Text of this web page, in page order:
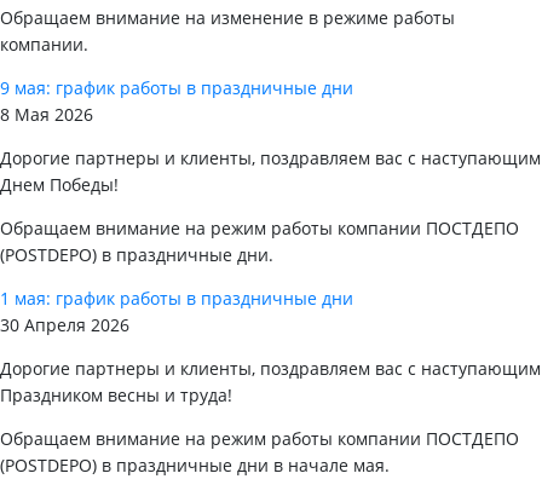
Обращаем внимание на изменение в режиме работы
компании.
9 мая: график работы в праздничные дни
8 Мая 2026
Дорогие партнеры и клиенты, поздравляем вас с наступающим
Днем Победы!
Обращаем внимание на режим работы компании ПОСТДЕПО
(POSTDEPO) в праздничные дни.
1 мая: график работы в праздничные дни
30 Апреля 2026
Дорогие партнеры и клиенты, поздравляем вас с наступающим
Праздником весны и труда!
Обращаем внимание на режим работы компании ПОСТДЕПО
(POSTDEPO) в праздничные дни в начале мая.